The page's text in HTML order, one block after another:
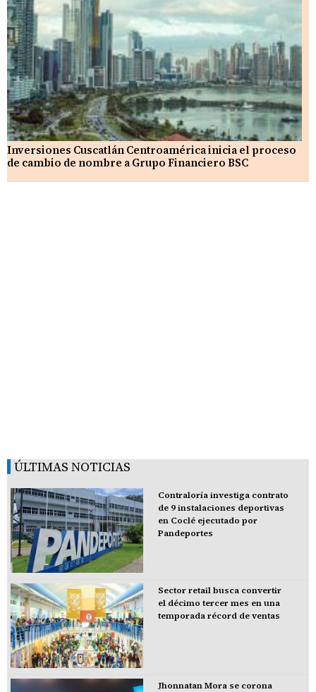
Inversiones Cuscatlán Centroamérica inicia el proceso
de cambio de nombre a Grupo Financiero BSC
ÚLTIMAS NOTICIAS
Contraloría investiga contrato
de 9 instalaciones deportivas
en Coclé ejecutado por
Pandeportes
Sector retail busca convertir
el décimo tercer mes en una
temporada récord de ventas
Jhonnatan Mora se corona